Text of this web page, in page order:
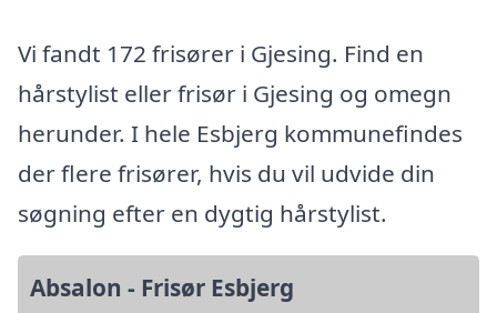
Vi fandt 172 frisører i Gjesing. Find en
hårstylist eller frisør i Gjesing og omegn
herunder. I hele Esbjerg kommunefindes
der flere frisører, hvis du vil udvide din
søgning efter en dygtig hårstylist.
Absalon - Frisør Esbjerg